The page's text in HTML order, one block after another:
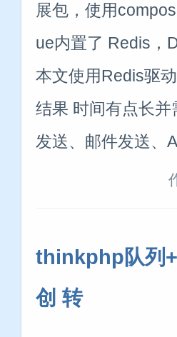
展包，使用
ue内置了 Redis，
本文使用Redis驱
结果 时间有点长
发送、邮件发送、
thinkphp队列
创 转